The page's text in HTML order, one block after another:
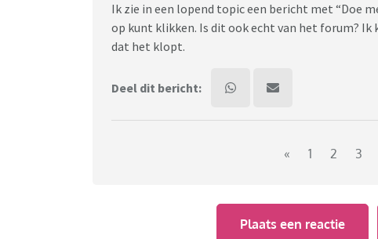
Ik zie in een lopend topic een bericht met “Doe
op kunt klikken. Is dit ook echt van het forum?
dat het klopt.
Deel dit bericht:
« 1 2 3
Plaats een reactie